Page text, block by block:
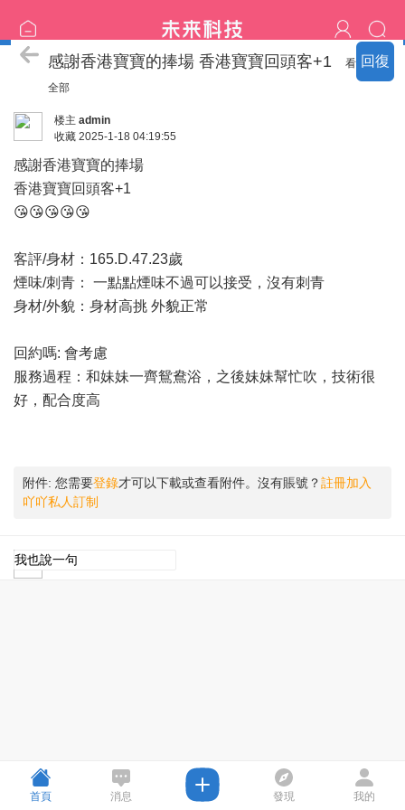
回復
客評區
感謝香港寶寶的捧場 香港寶寶回頭客+1
看
全部
楼主 admin
收藏 2025-1-18 04:19:55
感謝香港寶寶的捧場
香港寶寶回頭客+1
😘😘😘😘😘
客評/身材：165.D.47.23歲
煙味/刺青： 一點點煙味不過可以接受，沒有刺青
身材/外貌：身材高挑 外貌正常
回約嗎: 會考慮
服務過程：和妹妹一齊鴛鴦浴，之後妹妹幫忙吹，技術很
好，配合度高
附件: 您需要登錄才可以下載或查看附件。沒有賬號？註冊加入
吖吖私人訂制
首頁 消息 發現 我的